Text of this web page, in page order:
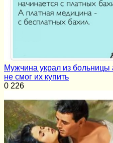
Мужчина украл из больницы
не смог их купить
0 226